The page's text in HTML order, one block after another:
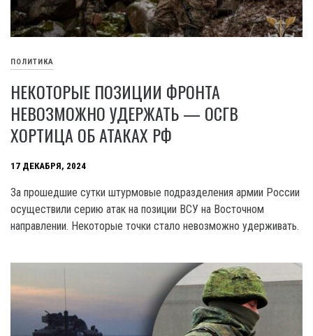
ПОЛИТИКА
НЕКОТОРЫЕ ПОЗИЦИИ ФРОНТА
НЕВОЗМОЖНО УДЕРЖАТЬ — ОСГВ
ХОРТИЦА ОБ АТАКАХ РФ
17 ДЕКАБРЯ, 2024
3а прошедшие сутки штурмовые подразделения армии России
осуществили серию атак на позиции ВСУ на Восточном
направлении. Некоторые точки стало невозможно удерживать.